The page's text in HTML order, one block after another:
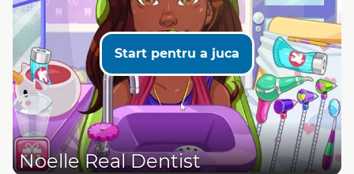
Start pentru a juca
Noelle Real Dentist